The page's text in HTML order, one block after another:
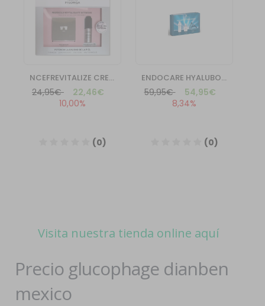
Visita nuestra tienda online aquí
Precio glucophage dianben
mexico